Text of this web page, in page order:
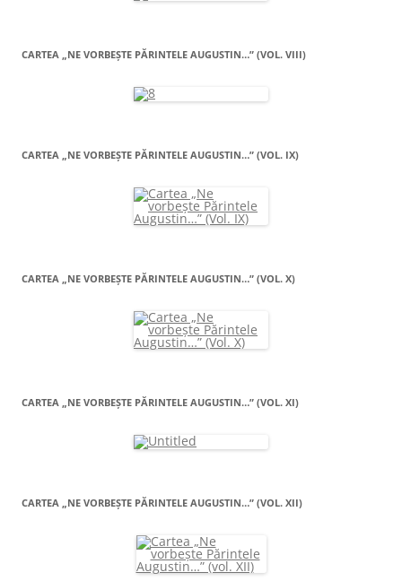
CARTEA „NE VORBEŞTE PĂRINTELE AUGUSTIN…” (VOL. VIII)
CARTEA „NE VORBEŞTE PĂRINTELE AUGUSTIN…” (VOL. IX)
CARTEA „NE VORBEŞTE PĂRINTELE AUGUSTIN…” (VOL. X)
CARTEA „NE VORBEŞTE PĂRINTELE AUGUSTIN…” (VOL. XI)
CARTEA „NE VORBEŞTE PĂRINTELE AUGUSTIN…” (VOL. XII)